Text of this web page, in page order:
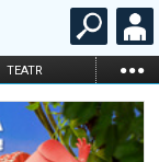
TEATR ...
STAND-UP